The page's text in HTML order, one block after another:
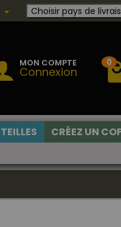
Choisir pays de
MON COMPTE
Connexion
0
CRÉEZ UN